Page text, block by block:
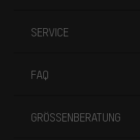
SERVICE
FAQ
GRÖSSENBERATUNG